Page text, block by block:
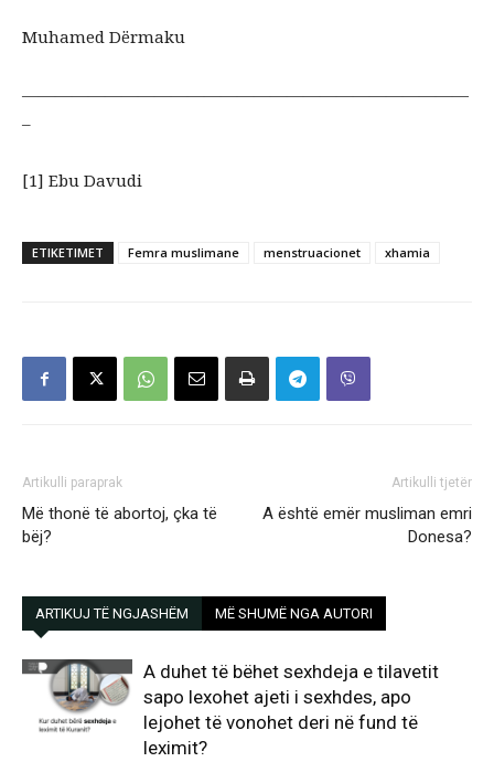
Muhamed Dërmaku
———————————————————————————
–
[1] Ebu Davudi
ETIKETIMET Femra muslimane menstruacionet xhamia
Artikulli paraprak
Më thonë të abortoj, çka të
bëj?
Artikulli tjetër
A është emër musliman emri
Donesa?
ARTIKUJ TË NGJASHËM MË SHUMË NGA AUTORI
A duhet të bëhet sexhdeja e tilavetit
sapo lexohet ajeti i sexhdes, apo
lejohet të vonohet deri në fund të
leximit?